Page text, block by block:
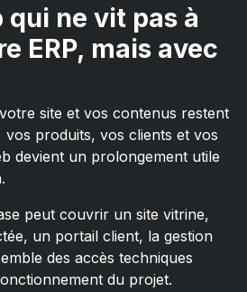
qui ne vit pas à
ERP, mais avec
site et vos contenus restent
vos produits, vos clients et vos
devient un prolongement utile
peut couvrir un site vitrine,
un portail client, la gestion
des accès techniques
du projet.